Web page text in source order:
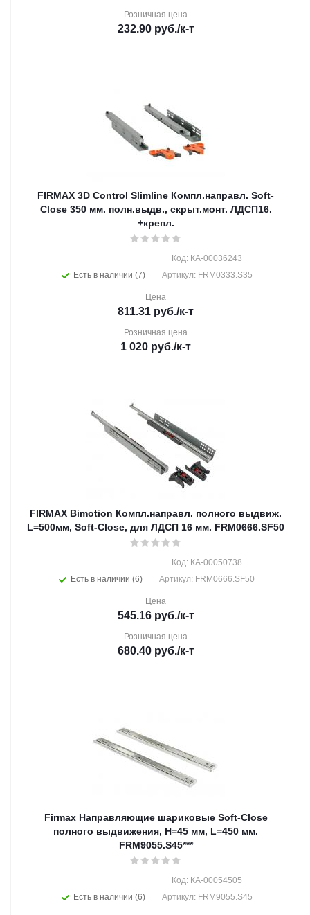
Розничная цена
232.90руб./к-т
FIRMAX 3D Control Slimline Компл.направл. Soft-
Close 350 мм. полн.выдв., скрыт.монт. ЛДСП16.
+крепл.
Есть в наличии (7)
Код: КА-00036243
Артикул: FRM0333.S35
Цена
811.31 руб./к-т
Розничная цена
1 020 руб./к-т
FIRMAX Bimotion Компл.направл. полного выдвиж.
L=500мм, Soft-Close, для ЛДСП 16 мм. FRM0666.SF50
Есть в наличии (6)
Код: КА-00050738
Артикул: FRM0666.SF50
Цена
545.16руб./к-т
Розничная цена
680.40руб./к-т
Firmax Направляющие шариковые Soft-Close
полного выдвижения, H=45 мм, L=450 мм.
FRM9055.S45***
Есть в наличии (6)
Код: КА-00054505
Артикул: FRM9055.S45